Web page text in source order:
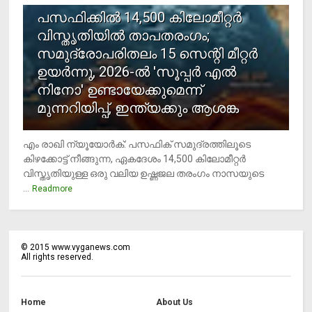
പസഫിക്കില്‍ 14,500 കിലോമീറ്റര്‍
വിസ്തൃതിയില്‍ താപതരംഗം;
സമുദ്രോപരിതലം 15 സെന്റി മീറ്റര്‍
ഉയര്‍ന്നു, 2026-ല്‍ 'സൂപ്പര്‍ എല്‍
നിനോ' ഉണ്ടായേക്കുമെന്ന്
മുന്നറിയിപ്പ്, ഇന്ത്യക്കും ആശങ്ക
എം രാഖി ന്യൂയോര്‍ക്: പസഫിക് സമുദ്രത്തിലൂടെ
കിഴക്കോട്ട് നീങ്ങുന്ന, ഏകദേശം 14,500 കിലോമീറ്റര്‍
വിസ്തൃതിയുള്ള ഒരു വലിയ ഉഷ്ണജല തരംഗം നാസയുടെ
Readmore
©2015 www.vyganews.com
All rights reserved.
Home About Us